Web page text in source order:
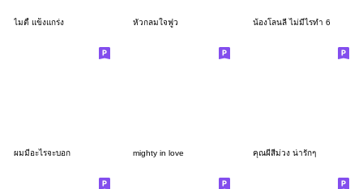
ไมตี้ แข็งแกร่ง หัวกลมใจฟูว น้องโลนลี่ ไม่มีไรทำ 6
ผมมีอะไรจะบอก mighty in love คุณผีสีม่วง น่ารักๆ